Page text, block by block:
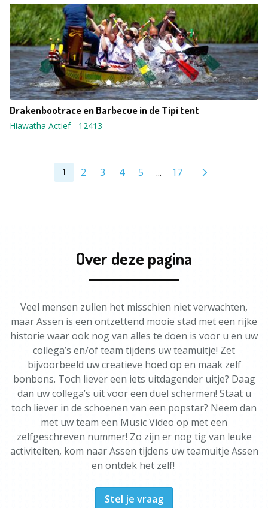
Drakenbootrace en Barbecue in de Tipi tent
Hiawatha Actief- 12413
1 2 3 4 5 ... 17
Over deze pagina
Veel mensen zullen het misschien niet verwachten,
maar Assen is een ontzettend mooie stad met een rijke
historie waar ook nog van alles te doen is voor u en uw
collega’s en/of team tijdens uw teamuitje! Zet
bijvoorbeeld uw creatieve hoed op en maak zelf
bonbons. Toch liever een iets uitdagender uitje? Daag
dan uw collega’s uit voor een duel schermen! Staat u
toch liever in de schoenen van een popstar? Neem dan
met uw team een Music Video op met een
zelfgeschreven nummer! Zo zijn er nog tig van leuke
activiteiten, kom naar Assen tijdens uw teamuitje Assen
en ontdek het zelf!
Stel je vraag